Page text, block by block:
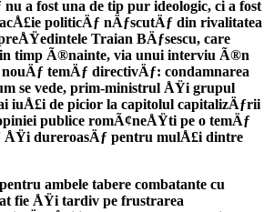
a fost una de tip pur ideologic, ci a fost
politicÄƒ nÄƒscutÄƒ din rivalitatea
Traian BÄƒsescu, care
timp Ã®nainte, via unui interviu Ã®n
temÄƒ directivÄƒ: condamnarea
se vede, prim-ministrul ÅŸi grupul
iuÅ£i de picior la capitolul capitalizÄƒrii
publice romÃ¢neÅŸti pe o temÄƒ
ÅŸi dureroasÄƒ pentru mulÅ£i dintre
ambele tabere combatante cu
fie ÅŸi tardiv pe frustrarea